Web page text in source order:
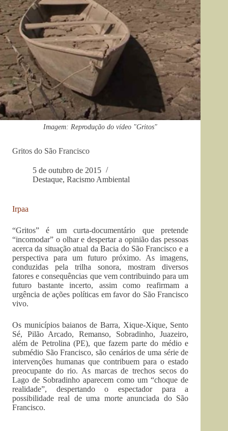
Imagem: Reprodução do vídeo "Gritos"
Gritos do São Francisco
5 de outubro de 2015
Destaque, Racismo Ambiental
Irpaa
“Gritos” é um curta-documentário que pretende
“incomodar” o olhar e despertar a opinião das pessoas
acerca da situação atual da Bacia do São Francisco e a
perspectiva para um futuro próximo. As imagens,
conduzidas pela trilha sonora, mostram diversos
fatores e consequências que vem contribuindo para um
futuro bastante incerto, assim como reafirmam a
urgência de ações políticas em favor do São Francisco
vivo.
Os municípios baianos de Barra, Xique-Xique, Sento
Sé, Pilão Arcado, Remanso, Sobradinho, Juazeiro,
além de Petrolina (PE), que fazem parte do médio e
submédio São Francisco, são cenários de uma série de
intervenções humanas que contribuem para o estado
preocupante do rio. As marcas de trechos secos do
Lago de Sobradinho aparecem como um “choque de
realidade”, despertando o espectador para a
possibilidade real de uma morte anunciada do São
Francisco.